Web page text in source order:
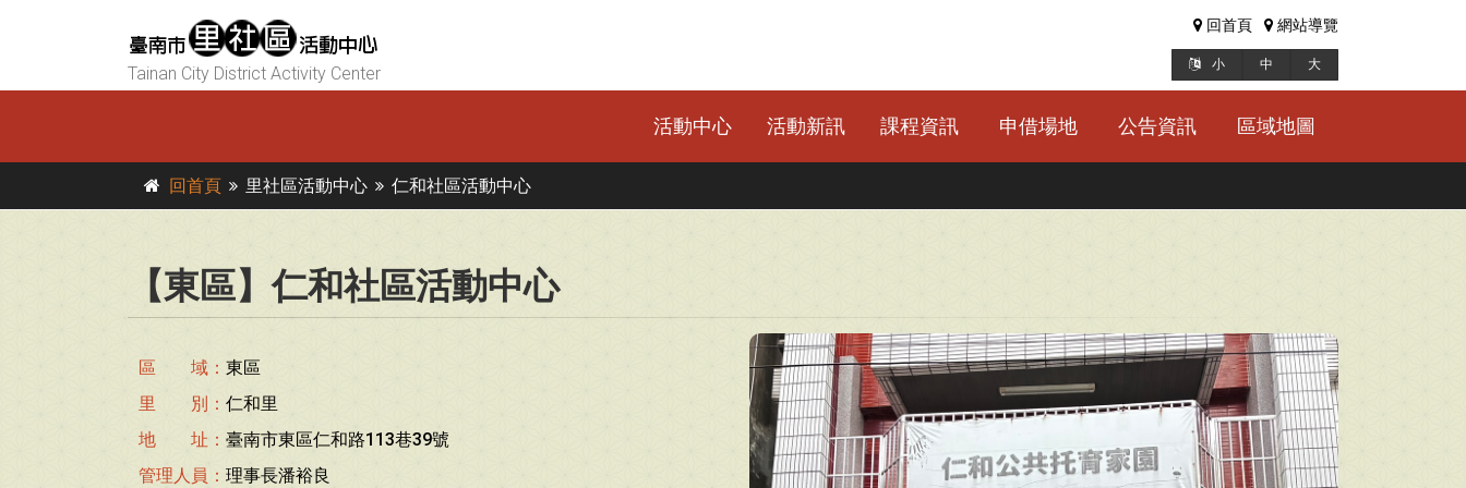
Tainan City District Activity Center
回首頁 網站導覽
小 中 大
活動中心 活動新訊 課程資訊 申借場地 公告資訊 區域地圖
回首頁 里社區活動中心 仁和社區活動中心
【東區】仁和社區活動中心
區 域： 東區
里 別： 仁和里
地 址： 臺南市東區仁和路113巷39號
管理人員： 理事長潘裕良